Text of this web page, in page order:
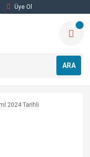
Üye Ol
ARA